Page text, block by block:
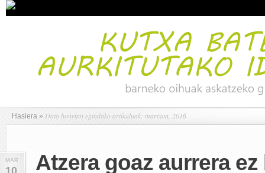
Hasiera » Data honetan egindako artikuluak: martxoa, 2016
MAR
10 Atzera goaz aurrera ez